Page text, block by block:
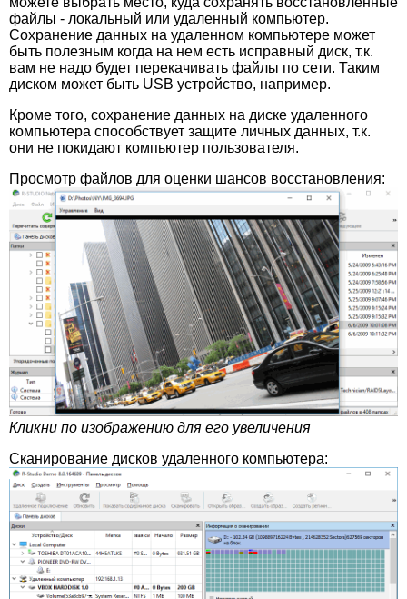
файлы - локальный или удаленный компьютер.
Сохранение данных на удаленном компьютере может
быть полезным когда на нем есть исправный диск, т.к.
вам не надо будет перекачивать файлы по сети. Таким
диском может быть USB устройство, например.
Кроме того, сохранение данных на диске удаленного
компьютера способствует защите личных данных, т.к.
они не покидают компьютер пользователя.
Просмотр файлов для оценки шансов восстановления:
Кликни по изображению для его увеличения
Сканирование дисков удаленного компьютера: